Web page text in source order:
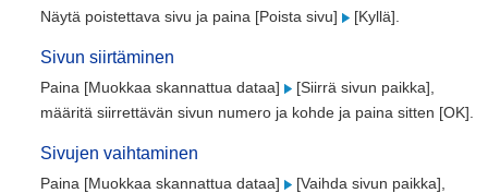
Näytä poistettava sivu ja paina [Poista sivu] [Kyllä].
Sivun siirtäminen
Paina [Muokkaa skannattua dataa]
[Siirrä sivun paikka],
määritä siirrettävän sivun numero ja kohde ja paina sitten [OK].
Sivujen vaihtaminen
Paina [Muokkaa skannattua dataa]
[Vaihda sivun paikka],